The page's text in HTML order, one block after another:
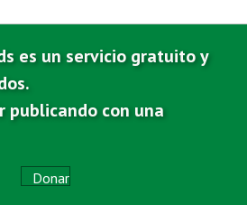
es un servicio gratuito y
publicando con una
Donar